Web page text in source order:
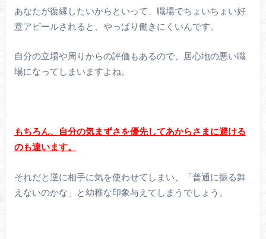
あなたが復縁したいからといって、職場でちょいちょい好
意アピールされると、やっぱり働きにくいんです。
自分の立場や周りからの評価もあるので、居心地の悪い職
場になってしまいますよね。
もちろん、自分の気まずさを優先してあからさまに避ける
のも違います。
それだと逆に相手に気を使わせてしまい、「普通に振る舞
えないのかな」と幼稚な印象与えてしまうでしょう。